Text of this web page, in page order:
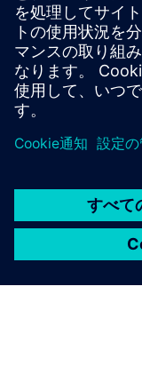
web admission, QR
routing, patient
Automates patient
詳細情報